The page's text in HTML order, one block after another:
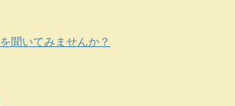
聞いてみませんか？